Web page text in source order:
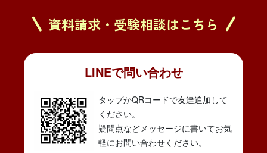
資料請求・受験相談はこちら
LINEで問い合わせ
タップかQRコードで友達追加して
ください。
疑問点などメッセージに書いてお気
軽にお問い合わせください。